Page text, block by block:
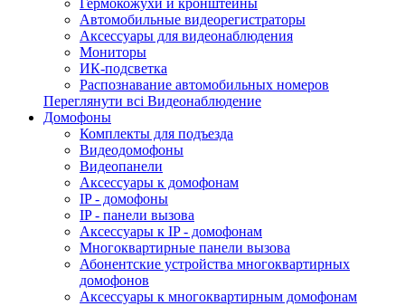
Гермокожухи и кронштейны
Автомобильные видеорегистраторы
Аксессуары для видеонаблюдения
Мониторы
ИК-подсветка
Распознавание автомобильных номеров
Переглянути всі Видеонаблюдение
Домофоны
Комплекты для подъезда
Видеодомофоны
Видеопанели
Аксессуары к домофонам
IP - домофоны
IP - панели вызова
Аксессуары к IP - домофонам
Многоквартирные панели вызова
Абонентские устройства многоквартирных
домофонов
Аксессуары к многоквартирным домофонам